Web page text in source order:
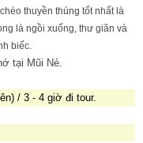
thuyền thúng tốt nhất là
là ngồi xuống, thư giãn và
biếc.
tại Mũi Né.
/ 3 - 4 giờ đi tour.